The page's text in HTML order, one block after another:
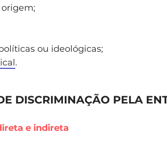
ou ideológicas;
.
DISCRIMINAÇÃO PELA
e indireta